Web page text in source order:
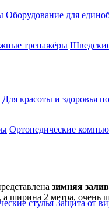
Оборудование для
тренажёры
Для красоты и здоровья
Ортопедические
стулья Защита от
зимняя
ширина 2 метра,